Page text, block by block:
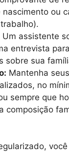
ou
Um assistente
entrevista
sobre sua
Mantenha
no
sempre que
composição